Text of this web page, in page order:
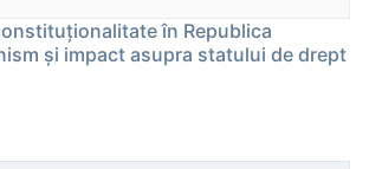
în Republica
și impact asupra statului de drept